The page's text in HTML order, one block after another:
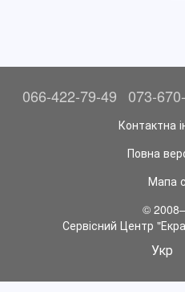
066-422-79-49 073-
Контактна
Повна
Мапа
©
Сервісний Центр
Укр